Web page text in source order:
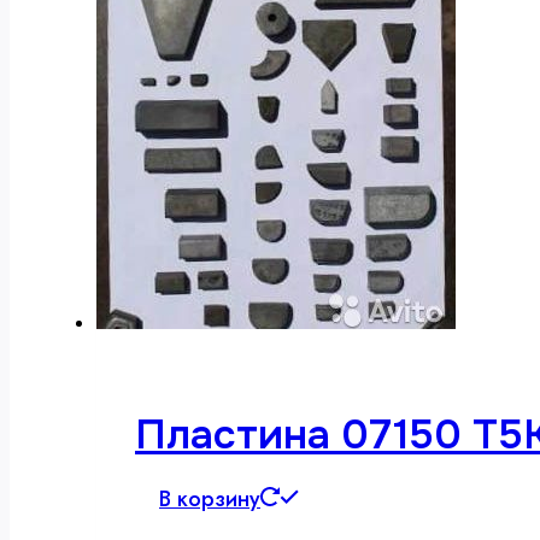
Пластина 07150
В корзину